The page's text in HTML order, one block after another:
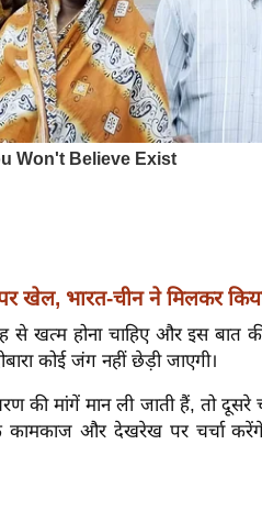
खेल, भारत-चीन ने मिलकर
से खत्म होना चाहिए और इस बात की
कोई जंग नहीं छेड़ी जाएगी।
की मांगें मान ली जाती हैं, तो
और देखरेख पर चर्चा